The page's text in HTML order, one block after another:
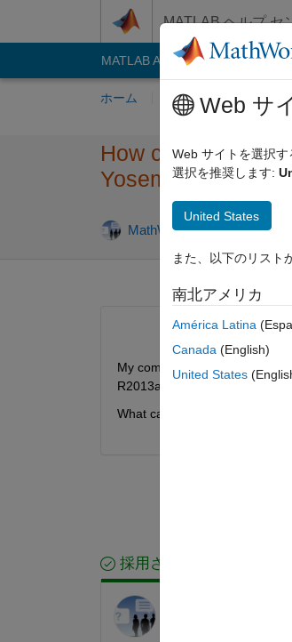
MATLAB ヘルプ セ
MATLAB Answers File
ホーム 質問する 回答
How can I install
Yosemite or later?
MathWorks Support Team
My computer is running
R2013a.
What can I do to get the
採用された回答
Web サ
Web サイトを選択
選択を推奨します:
United States
また、以下のリスト
南北アメリカ
América Latina
Canada (English)
United States